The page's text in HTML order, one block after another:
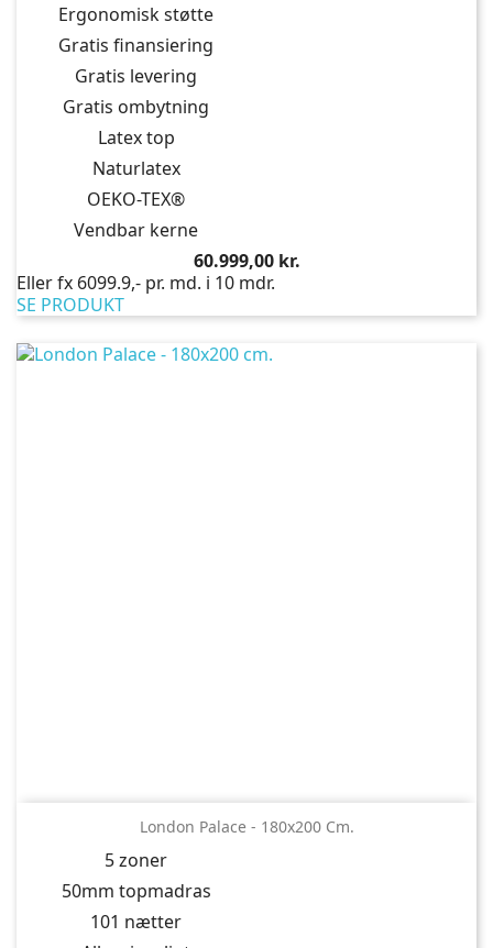
Ergonomisk støtte
Gratis finansiering
Gratis levering
Gratis ombytning
Latex top
Naturlatex
OEKO-TEX®
Vendbar kerne
Pris
60.999,00 kr.
Eller fx 6099.9,- pr. md. i 10 mdr.
SE PRODUKT
London Palace - 180x200 Cm.
5 zoner
50mm topmadras
101 nætter